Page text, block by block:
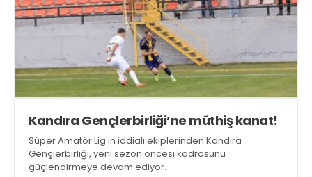
Kandıra Gençlerbirliği’ne müthiş kanat!
Süper Amatör Lig'in iddialı ekiplerinden Kandıra
Gençlerbirliği, yeni sezon öncesi kadrosunu
güçlendirmeye devam ediyor.